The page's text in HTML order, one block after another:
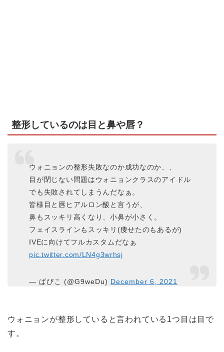
整形しているのは目と鼻や唇？
ウォニョンの整形失敗なのか成功なのか、、
目が閉じない問題はウォニョンクラスのアイドル
でも失敗されてしまうんだなぁ。
皆様目と唇ヒアルロン酸と言うが、
鼻もスッキリ高くなり、小鼻が小さく。
フェイスラインもスッキリ(痩せたのもあるが)
IVEに向けてフルカスタムだなぁ
pic.twitter.com/LN4g3wrhsj
— ぱぴこ (@G9weDu) December 6, 2021
ウォニョンが整形していると言われている1つ目は目で
す。